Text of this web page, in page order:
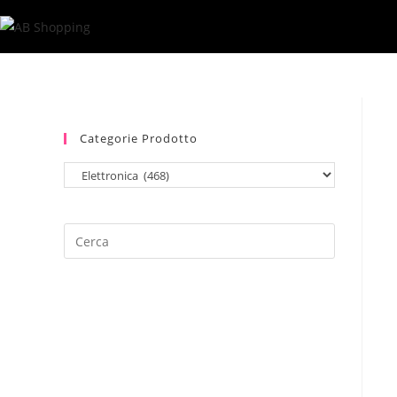
al
contenuto
Categorie Prodotto